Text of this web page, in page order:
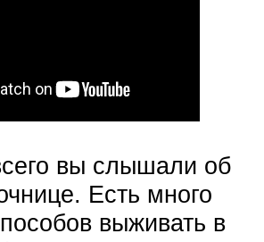
вы слышали об
Есть много
выживать в